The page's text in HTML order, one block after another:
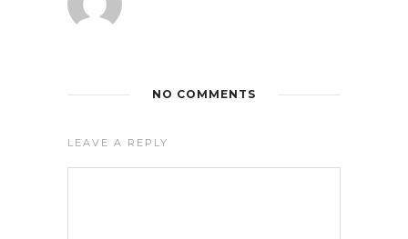
NO COMMENTS
LEAVE A REPLY